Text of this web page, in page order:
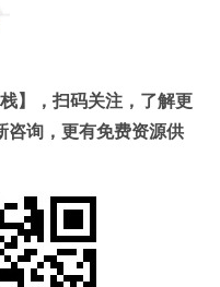
】，扫码关注，了解更
询，更有免费资源供